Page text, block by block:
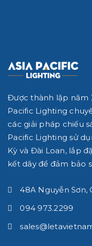
Được thành lập năm
Pacific Lighting
các giải pháp chiếu
Pacific Lighting sử
Kỳ và Đài Loan, lắp
kết dây để đảm bảo
48A Nguyễn Sơn,
094 973.2299